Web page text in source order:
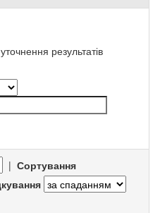
результатів
| Сортування